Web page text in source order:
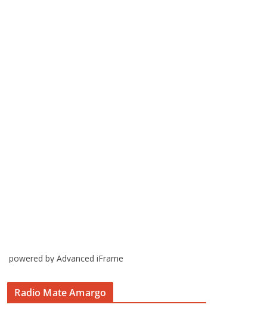
powered by Advanced iFrame
Radio Mate Amargo